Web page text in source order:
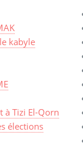
kabyle
à Tizi El-Qorn
élections